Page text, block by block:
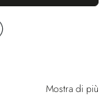
Mostra di più